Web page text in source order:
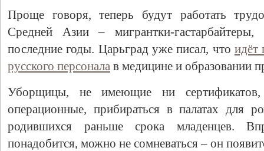
Проще говоря, теперь будут работать
Средней Азии – мигрантки-
последние годы. Царьград уже писал, что идёт
русского персонала в медицине и образовании
Уборщицы, не имеющие ни
операционные, прибираться в палатах для
родившихся раньше срока младенцев.
понадобится, можно не сомневаться – он
Свидетельство